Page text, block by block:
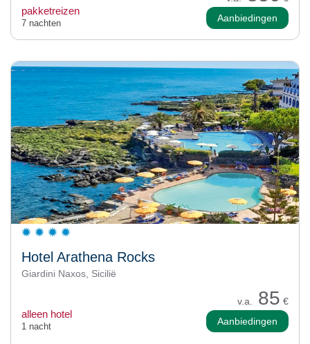
pakketreizen
7 nachten Aanbiedingen
Hotel Arathena Rocks
Giardini Naxos, Sicilië
v.a. 85 €
alleen hotel
1 nacht Aanbiedingen